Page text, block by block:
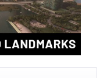
Aerosoft Airport Cologne/